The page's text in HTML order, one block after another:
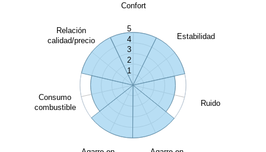
Confort
Estabilidad
Ruido
Consumo
combustible
Relación
calidad/precio
1
2
3
4
5